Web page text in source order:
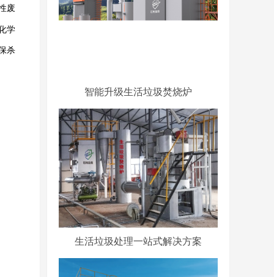
废
学
杀
智能升级生活垃圾焚烧炉
生活垃圾处理一站式解决方案